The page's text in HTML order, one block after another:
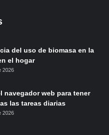
del uso de biomasa en la
el hogar
2026
navegador web para tener
las tareas diarias
2026